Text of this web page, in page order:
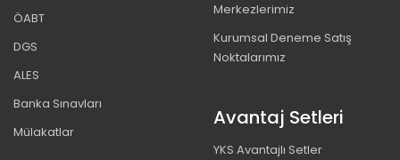
ÖABT
DGS
ALES
Banka Sınavları
Mülakatlar
Merkezlerimiz
Kurumsal Deneme Satış
Noktalarımız
Avantaj Setleri
YKS Avantajlı Setler